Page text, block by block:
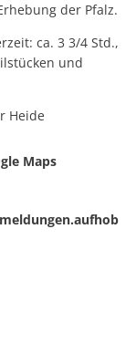
der Pfalz.
ca. 3 3/4 Std.,
und
Heide
Maps